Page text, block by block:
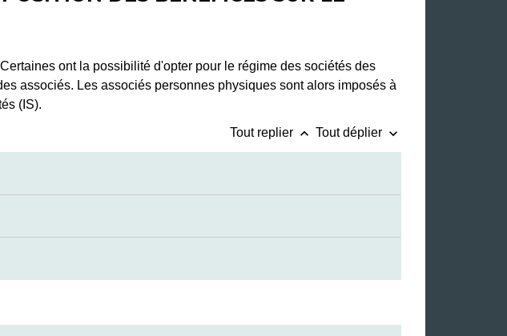
ont la possibilité d'opter pour le régime des sociétés des
associés. Les associés personnes physiques sont alors imposés à
(IS).
Tout replier keyboard_arrow_up Tout déplier keyboard_arrow_down